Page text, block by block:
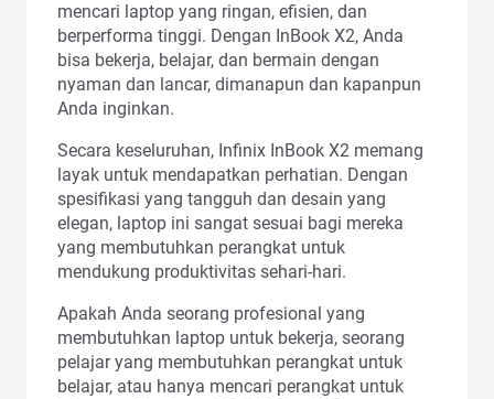
mencari laptop yang ringan, efisien, dan
berperforma tinggi. Dengan InBook X2, Anda
bisa bekerja, belajar, dan bermain dengan
nyaman dan lancar, dimanapun dan kapanpun
Anda inginkan.
Secara keseluruhan, Infinix InBook X2 memang
layak untuk mendapatkan perhatian. Dengan
spesifikasi yang tangguh dan desain yang
elegan, laptop ini sangat sesuai bagi mereka
yang membutuhkan perangkat untuk
mendukung produktivitas sehari-hari.
Apakah Anda seorang profesional yang
membutuhkan laptop untuk bekerja, seorang
pelajar yang membutuhkan perangkat untuk
belajar, atau hanya mencari perangkat untuk